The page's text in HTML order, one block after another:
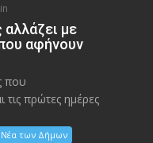
με
αφήνουν
που
τις πρώτες ημέρες
Νέα των Δήμων